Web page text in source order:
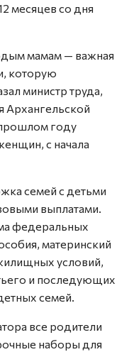
месяцев со дня
мамам — важная
которую
министр труда,
Архангельской
году
с начала
семей с детьми
выплатами.
федеральных
материнский
условий,
и последующих
семей.
все родители
наборы для